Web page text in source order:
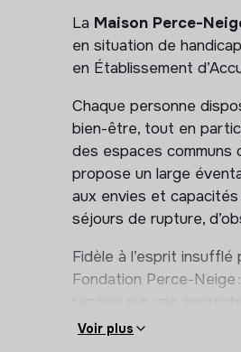
La Maison Perce-
en situation de
en Établissement
Chaque personne
bien-être, tout en
des espaces communs
propose un large
aux envies et capacités
séjours de rupture,
Fidèle à l’esprit
Fondation Perce-Neige
repose sur une
favorisant
Voir plus